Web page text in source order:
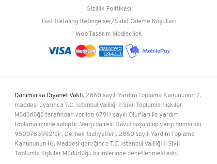
Gizlilik Politikası
Fast Betaling Betingelser/Sabit Ödeme Koşulları
Web Tasarım Mediaclick
Danimarka Diyanet Vakfı, 2860 sayılı Yardım Toplama Kanununun 7.
maddesi uyarınca T.C. İstanbul Valiliği İl Sivil Toplumla İlişkiler
Müdürlüğü tarafından verilen 67911 sayılı Olur'ları ile yardım
toplama iznine sahiptir. Vergi dairesi Davutpaşa olup vergi numarası
9500783992'dir. Dernek faaliyetleri, 2860 sayılı Yardım Toplama
Kanununun 16. Maddesi gereğince T.C. İstanbul Valiliği İl Sivil
Toplumla İlişkiler Müdürlüğü birimlerince denetlenmektedir.